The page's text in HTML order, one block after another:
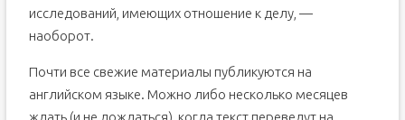
исследований, имеющих отношение к делу, —
наоборот.
Почти все свежие материалы публикуются на
английском языке. Можно либо несколько месяцев
ждать (и не дождаться), когда текст переведут на